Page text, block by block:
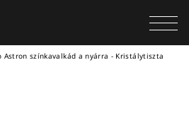
Astron színkavalkád a nyárra - Kristálytiszta